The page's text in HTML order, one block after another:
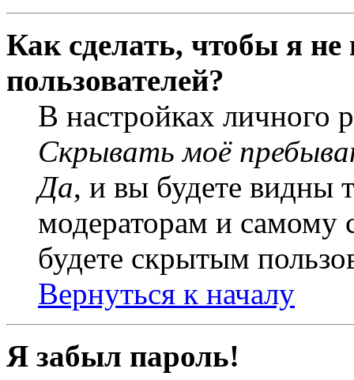
Как сделать, чтобы я
пользователей?
В настройках личного
Скрывать моё
Да, и вы будете видны
модераторам и самому
будете скрытым
Вернуться к началу
Я забыл пароль!